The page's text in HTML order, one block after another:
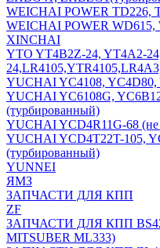
WEICHAI POWER TD226,
WEICHAI POWER WD615,
XINCHAI
YTO YT4B2Z-24, YT4A2-
YUCHAI YC4108, YC4D80,
YUCHAI YC6108G,
(турбированный)
YUCHAI YCD4R11G-68
YUCHAI YCD4T22T-105,
(турбированный)
YUNNEI
ЯМЗ
ЗАПЧАСТИ ДЛЯ КПП
ZF
ЗАПЧАСТИ ДЛЯ КПП
MITSUBER ML333)